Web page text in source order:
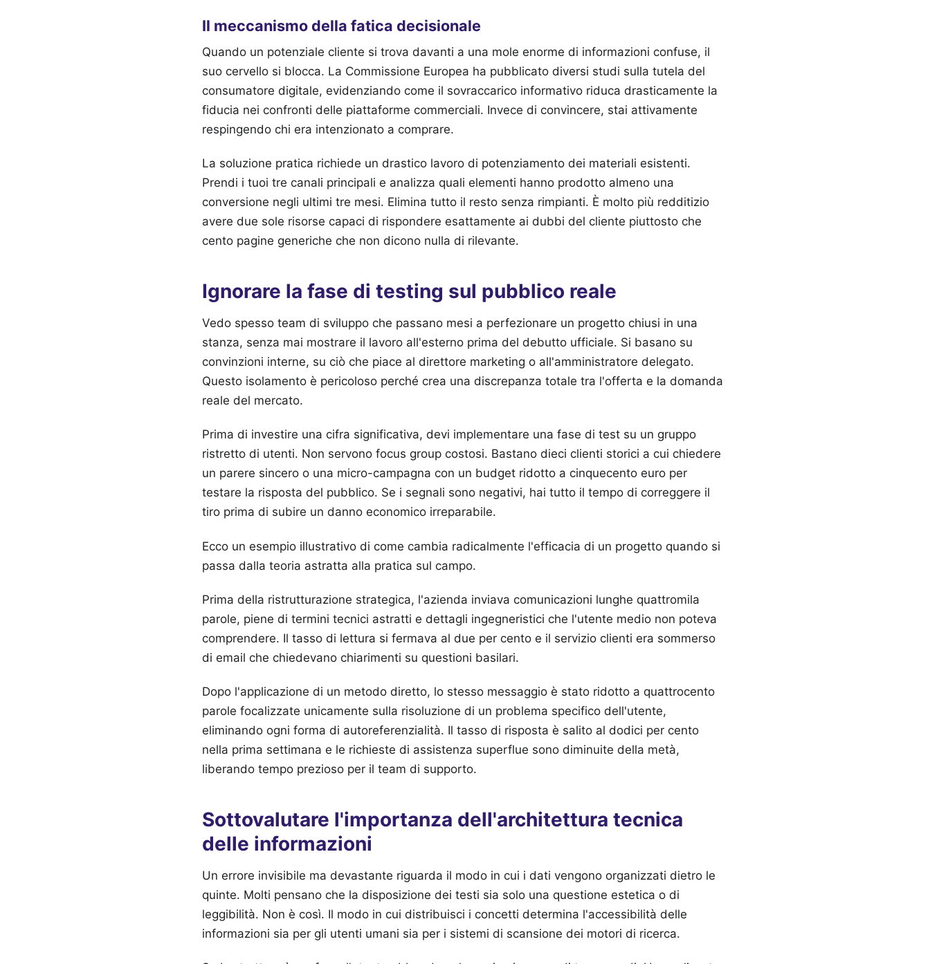
Il meccanismo della fatica decisionale
Quando un potenziale cliente si trova davanti a una mole enorme di informazioni confuse, il
suo cervello si blocca. La Commissione Europea ha pubblicato diversi studi sulla tutela del
consumatore digitale, evidenziando come il sovraccarico informativo riduca drasticamente la
fiducia nei confronti delle piattaforme commerciali. Invece di convincere, stai attivamente
respingendo chi era intenzionato a comprare.
La soluzione pratica richiede un drastico lavoro di potenziamento dei materiali esistenti.
Prendi i tuoi tre canali principali e analizza quali elementi hanno prodotto almeno una
conversione negli ultimi tre mesi. Elimina tutto il resto senza rimpianti. È molto più redditizio
avere due sole risorse capaci di rispondere esattamente ai dubbi del cliente piuttosto che
cento pagine generiche che non dicono nulla di rilevante.
Ignorare la fase di testing sul pubblico reale
Vedo spesso team di sviluppo che passano mesi a perfezionare un progetto chiusi in una
stanza, senza mai mostrare il lavoro all'esterno prima del debutto ufficiale. Si basano su
convinzioni interne, su ciò che piace al direttore marketing o all'amministratore delegato.
Questo isolamento è pericoloso perché crea una discrepanza totale tra l'offerta e la domanda
reale del mercato.
Prima di investire una cifra significativa, devi implementare una fase di test su un gruppo
ristretto di utenti. Non servono focus group costosi. Bastano dieci clienti storici a cui chiedere
un parere sincero o una micro-campagna con un budget ridotto a cinquecento euro per
testare la risposta del pubblico. Se i segnali sono negativi, hai tutto il tempo di correggere il
tiro prima di subire un danno economico irreparabile.
Ecco un esempio illustrativo di come cambia radicalmente l'efficacia di un progetto quando si
passa dalla teoria astratta alla pratica sul campo.
Prima della ristrutturazione strategica, l'azienda inviava comunicazioni lunghe quattromila
parole, piene di termini tecnici astratti e dettagli ingegneristici che l'utente medio non poteva
comprendere. Il tasso di lettura si fermava al due per cento e il servizio clienti era sommerso
di email che chiedevano chiarimenti su questioni basilari.
Dopo l'applicazione di un metodo diretto, lo stesso messaggio è stato ridotto a quattrocento
parole focalizzate unicamente sulla risoluzione di un problema specifico dell'utente,
eliminando ogni forma di autoreferenzialità. Il tasso di risposta è salito al dodici per cento
nella prima settimana e le richieste di assistenza superflue sono diminuite della metà,
liberando tempo prezioso per il team di supporto.
Sottovalutare l'importanza dell'architettura tecnica
delle informazioni
Un errore invisibile ma devastante riguarda il modo in cui i dati vengono organizzati dietro le
quinte. Molti pensano che la disposizione dei testi sia solo una questione estetica o di
leggibilità. Non è così. Il modo in cui distribuisci i concetti determina l'accessibilità delle
informazioni sia per gli utenti umani sia per i sistemi di scansione dei motori di ricerca.